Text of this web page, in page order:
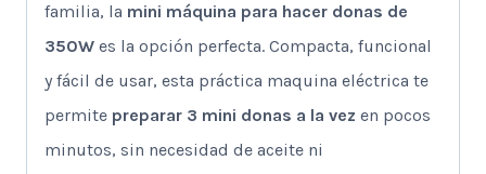
familia, la mini máquina para hacer donas de
350W es la opción perfecta. Compacta, funcional
y fácil de usar, esta práctica maquina eléctrica te
permite preparar 3 mini donas a la vez en pocos
minutos, sin necesidad de aceite ni